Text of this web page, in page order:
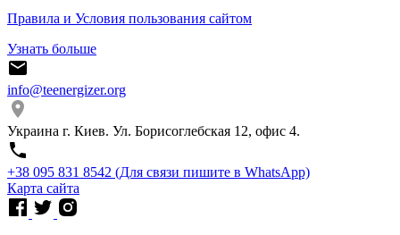
Правила и Условия пользования сайтом
Узнать больше
info@teenergizer.org
Украина г. Киев. Ул. Борисоглебская 12, офис 4.
⁨+38 095 831 8542⁩ (Для связи пишите в WhatsApp)
Карта сайта